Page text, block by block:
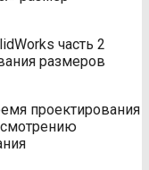
размеров
проектирования